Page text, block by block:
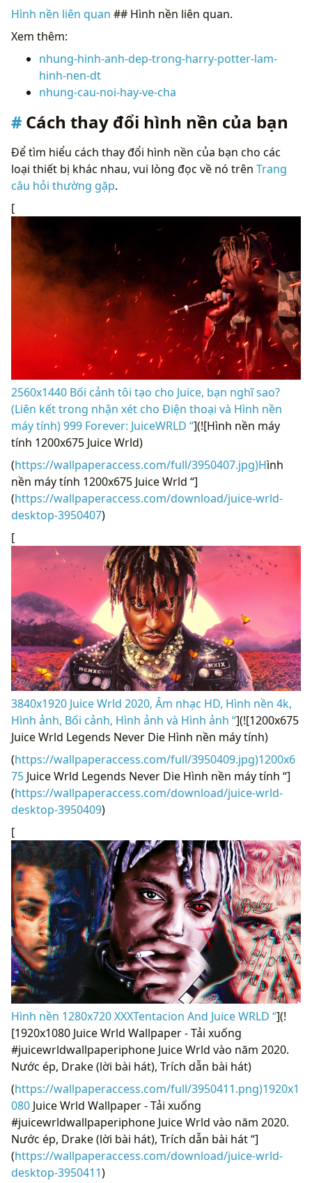
Hình nền liên quan ## Hình nền liên quan.
Xem thêm:
nhung-hinh-anh-dep-trong-harry-potter-lam-
hinh-nen-dt
nhung-cau-noi-hay-ve-cha
Cách thay đổi hình nền của bạn
Để tìm hiểu cách thay đổi hình nền của bạn cho các
loại thiết bị khác nhau, vui lòng đọc về nó trên Trang
câu hỏi thường gặp.
[
2560x1440 Bối cảnh tôi tạo cho Juice, bạn nghĩ sao?
(Liên kết trong nhận xét cho Điện thoại và Hình nền
máy tính) 999 Forever: JuiceWRLD “](![Hình nền máy
tính 1200x675 Juice Wrld)
(https://wallpaperaccess.com/full/3950407.jpg)Hình
nền máy tính 1200x675 Juice Wrld “]
(https://wallpaperaccess.com/download/juice-wrld-
desktop-3950407)
[
3840x1920 Juice Wrld 2020, Âm nhạc HD, Hình nền 4k,
Hình ảnh, Bối cảnh, Hình ảnh và Hình ảnh “](![1200x675
Juice Wrld Legends Never Die Hình nền máy tính)
(https://wallpaperaccess.com/full/3950409.jpg)1200x6
75 Juice Wrld Legends Never Die Hình nền máy tính “]
(https://wallpaperaccess.com/download/juice-wrld-
desktop-3950409)
[
Hình nền 1280x720 XXXTentacion And Juice WRLD “](!
[1920x1080 Juice Wrld Wallpaper - Tải xuống
#juicewrldwallpaperiphone Juice Wrld vào năm 2020.
Nước ép, Drake (lời bài hát), Trích dẫn bài hát)
(https://wallpaperaccess.com/full/3950411.png)1920x1
080 Juice Wrld Wallpaper - Tải xuống
#juicewrldwallpaperiphone Juice Wrld vào năm 2020.
Nước ép, Drake (lời bài hát), Trích dẫn bài hát “]
(https://wallpaperaccess.com/download/juice-wrld-
desktop-3950411)